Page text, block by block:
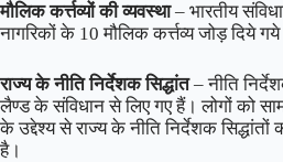
मौलिक कर्त्तव्यों की व्यवस्था– भारतीय
नागरिकों के 10 मौलिक कर्त्तव्य जोड़ दिये
राज्य के नीति निर्देशक सिद्धांत– नीति
लैण्ड के संविधान से लिए गए हैं। लोगों को
के उद्देश्य से राज्य के नीति निर्देशक सिद्धांतों
है।